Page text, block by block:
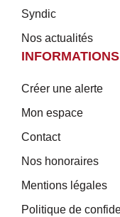
Syndic
Nos actualités
INFORMATIONS
Créer une alerte
Mon espace
Contact
Nos honoraires
Mentions légales
Politique de